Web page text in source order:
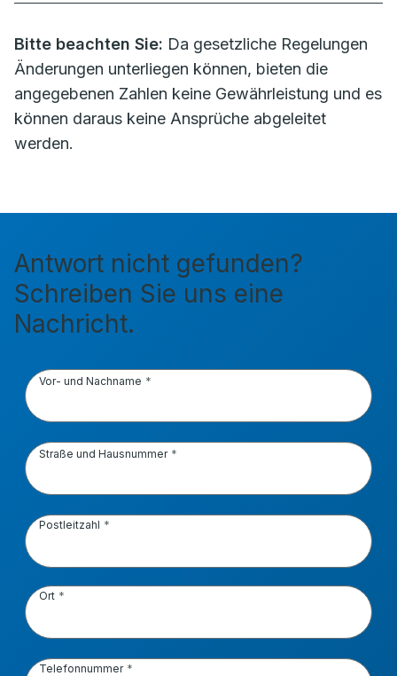
Bitte beachten Sie: Da gesetzliche Regelungen
Änderungen unterliegen können, bieten die
angegebenen Zahlen keine Gewährleistung und es
können daraus keine Ansprüche abgeleitet
werden.
Antwort nicht gefunden?
Schreiben Sie uns eine
Nachricht.
Vor- und Nachname
Straße und Hausnummer
Postleitzahl
Ort
Telefonnummer